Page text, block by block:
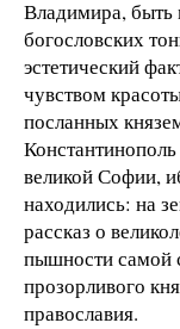
Владимира, быть
богословских
эстетический
чувством
посланных
великой Софии,
находились: на
рассказ о
пышности самой
прозорливого
православия.